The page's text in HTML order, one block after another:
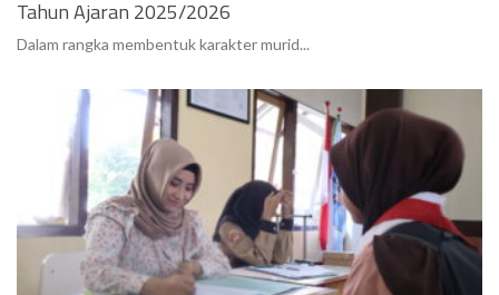
Tahun Ajaran 2025/2026
Dalam rangka membentuk karakter murid...